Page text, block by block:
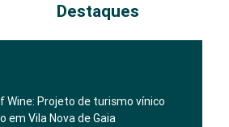
Destaques
Wine: Projeto de turismo vínico
em Vila Nova de Gaia